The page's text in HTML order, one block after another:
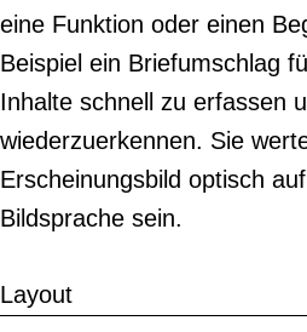
eine Funktion oder einen
Beispiel ein Briefumschlag
Inhalte schnell zu erfassen
wiederzuerkennen. Sie
Erscheinungsbild optisch
Bildsprache sein.
Layout